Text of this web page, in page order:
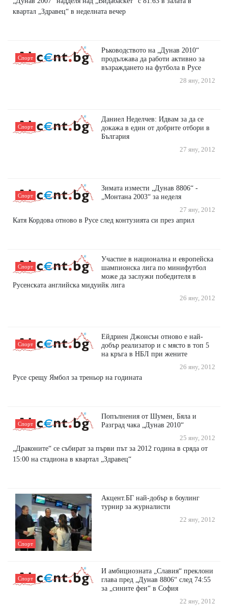
квартал „Здравец“ в неделната вечер
Спорт
Ръководството на „Дунав 2010“
продължава да работи активно за
възраждането на футбола в Русе
28 яну, 2012
Спорт
Даниел Неделчев: Идвам за да се
докажа в един от добрите отбори в
България
27 яну, 2012
Спорт
Зимата измести „Дунав 8806“ -
„Монтана 2003“ за неделя
27 яну, 2012
Катя Кордова отново в Русе след контузията си през април
Спорт
Участие в национална и европейска
шампионска лига по минифутбол
може да заслужи победителя в
Русенската английска мидуийк лига
26 яну, 2012
Спорт
Ейдриен Джонсън отново е най-
добър реализатор и с място в топ 5
на кръга в НБЛ при жените
26 яну, 2012
Русе срещу Ямбол за треньор на годината
Спорт
Попълнения от Шумен, Бяла и
Разград чака „Дунав 2010“
25 яну, 2012
„Драконите“ се събират за първи път за 2012 година в сряда от
15:00 на стадиона в квартал „Здравец“
Спорт
Акцент.БГ най-добър в боулинг
турнир за журналисти
22 яну, 2012
Спорт
И амбициозната „Славия“ преклони
глава пред „Дунав 8806“ след 74:55
за „сините феи“ в София
22 яну, 2012